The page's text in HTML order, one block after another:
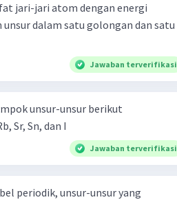
jari-jari atom dengan energi
dalam satu golongan dan satu
Jawaban terverifikasi
unsur-unsur berikut
jari-jari atomnya. Rb, Sr, Sn, dan I
Jawaban terverifikasi
periodik, unsur-unsur yang